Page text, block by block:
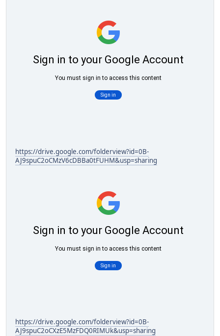
https://drive.google.com/folderview?id=0B-
AJ9spuC2oCMzV6cDBBa0tFUHM&usp=sharing
https://drive.google.com/folderview?id=0B-
AJ9spuC2oCXzE5MzFDQ0RIMUk&usp=sharing